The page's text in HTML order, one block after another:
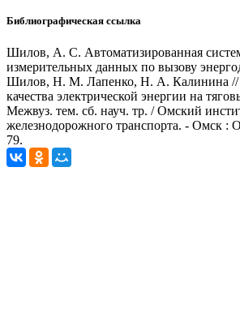
Библиографическая ссылка
Шилов, А. С. Автоматизированная
измерительных данных по вызову
Шилов, Н. М. Лапенко, Н. А. Калинина
качества электрической энергии на
Межвуз. тем. сб. науч. тр. / Омский
железнодорожного транспорта. - Омск
79.